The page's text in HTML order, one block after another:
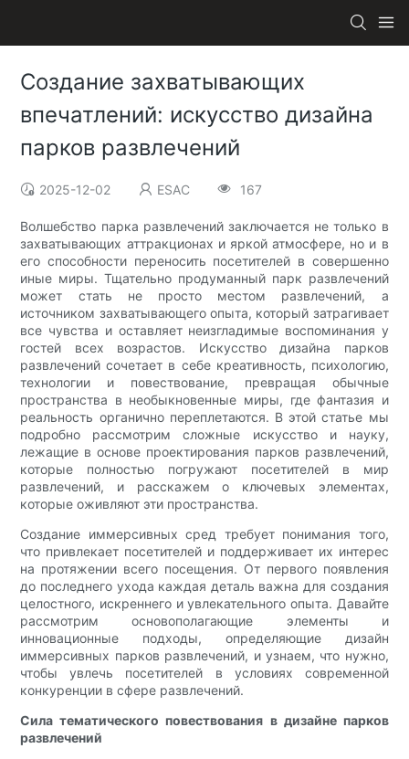
Создание захватывающих
впечатлений: искусство дизайна
парков развлечений
2025-12-02 ESAC 167
Волшебство парка развлечений заключается не только в
захватывающих аттракционах и яркой атмосфере, но и в
его способности переносить посетителей в совершенно
иные миры. Тщательно продуманный парк развлечений
может стать не просто местом развлечений, а
источником захватывающего опыта, который затрагивает
все чувства и оставляет неизгладимые воспоминания у
гостей всех возрастов. Искусство дизайна парков
развлечений сочетает в себе креативность, психологию,
технологии и повествование, превращая обычные
пространства в необыкновенные миры, где фантазия и
реальность органично переплетаются. В этой статье мы
подробно рассмотрим сложные искусство и науку,
лежащие в основе проектирования парков развлечений,
которые полностью погружают посетителей в мир
развлечений, и расскажем о ключевых элементах,
которые оживляют эти пространства.
Создание иммерсивных сред требует понимания того,
что привлекает посетителей и поддерживает их интерес
на протяжении всего посещения. От первого появления
до последнего ухода каждая деталь важна для создания
целостного, искреннего и увлекательного опыта. Давайте
рассмотрим основополагающие элементы и
инновационные подходы, определяющие дизайн
иммерсивных парков развлечений, и узнаем, что нужно,
чтобы увлечь посетителей в условиях современной
конкуренции в сфере развлечений.
Сила тематического повествования в дизайне парков
развлечений